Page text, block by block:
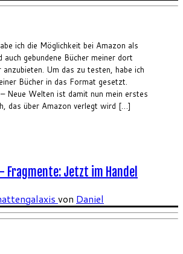
ich die Möglichkeit bei Amazon als
auch gebundene Bücher meiner dort
anzubieten. Um das zu testen, habe ich
Bücher in das Format gesetzt.
Neue Welten ist damit nun mein erstes
das über Amazon verlegt wird […]
Jetzt im Handel
von Daniel